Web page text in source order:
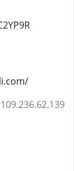
109.236.62.139